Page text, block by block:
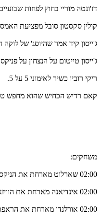
דז'ונטה מוריי בחוץ לפחות
קולין סקסטון סובל מפציעת
ג'ייסון קיד אמר שהיוסג' של לוקה
ג'ייסון טייטום על הנצחון על
ריקי רוביו כשיר לאימוני 5 על 5.
קאם רדיש הכחיש שהוא מחפש
משחקים:
02:00 שארלוט מארחת את הניקס
02:00 אינדיאנה מארחת את הוויזארדס. שידור בספורט 5
02:00 אורלנדו מארחת את הראפטורס